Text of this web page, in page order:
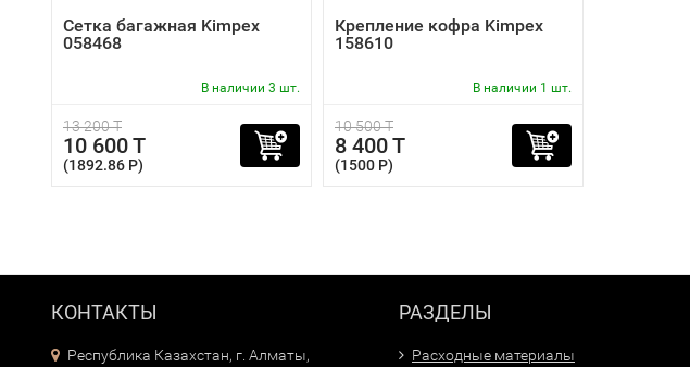
Сетка багажная Kimpex
058468
В наличии 3 шт.
13 200 T
10 600 T
(1892.86 P)
Крепление кофра Kimpex
158610
В наличии 1 шт.
10 500 T
8 400 T
(1500 P)
КОНТАКТЫ
Республика Казахстан, г. Алматы,
РАЗДЕЛЫ
Расходные материалы